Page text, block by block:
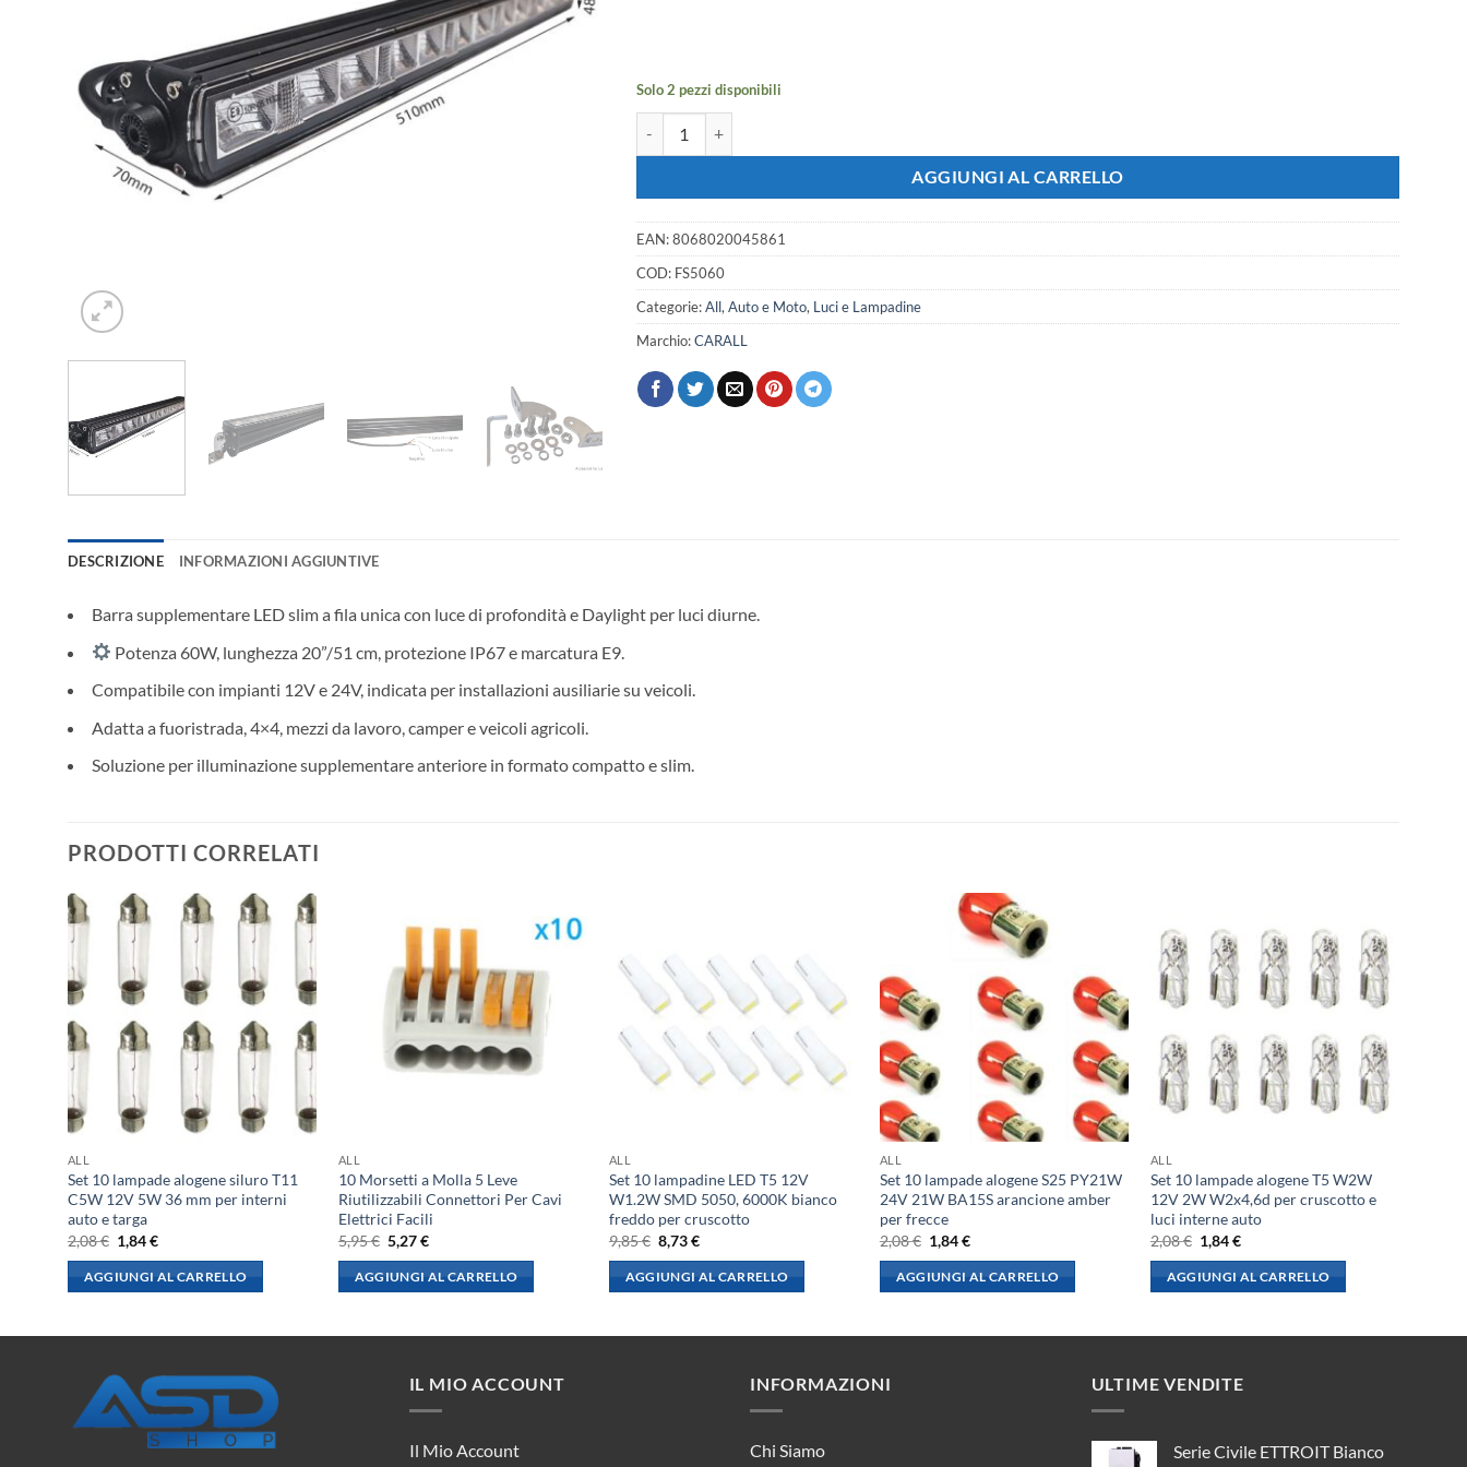
prezzo
66,64 €.
Solo 2 pezzi disponibili
AGGIUNGI AL CARRELLO
EAN:8068020045861
COD: FS5060
Categorie:All, Auto e Moto, Luci e Lampadine
Marchio:CARALL
DESCRIZIONE INFORMAZIONI AGGIUNTIVE
Barra supplementare LED slim a fila unica con luce di profondità e Daylight per luci diurne.
Potenza 60W, lunghezza 20”/51 cm, protezione IP67 e marcatura E9.
Compatibile con impianti 12V e 24V, indicata per installazioni ausiliarie su veicoli.
Adatta a fuoristrada, 4×4, mezzi da lavoro, camper e veicoli agricoli.
Soluzione per illuminazione supplementare anteriore in formato compatto e slim.
PRODOTTI CORRELATI
ALL
Set 10 lampade alogene siluro T11
C5W 12V 5W 36 mm per interni
auto e targa
2,08€ Il
prezzo
originale
era:
1,84€Il
attuale
è:
AGGIUNGI AL CARRELLO
ALL
10 Morsetti a Molla 5 Leve
Riutilizzabili Connettori Per Cavi
Elettrici Facili
5,95€ Il
prezzo
originale
era:
5,27€Il
attuale
è:
AGGIUNGI AL CARRELLO
ALL
Set 10 lampadine LED T5 12V
W1.2W SMD 5050, 6000K bianco
freddo per cruscotto
9,85€ Il
prezzo
originale
era:
8,73€Il
attuale
è:
AGGIUNGI AL CARRELLO
ALL
Set 10 lampade alogene S25 PY21W
24V 21W BA15S arancione amber
per frecce
2,08€ Il
prezzo
originale
era:
1,84€Il
attuale
è:
AGGIUNGI AL CARRELLO
ALL
Set 10 lampade alogene T5 W2W
12V 2W W2x4,6d per cruscotto e
luci interne auto
2,08€ Il
prezzo
originale
era:
1,84€Il
attuale
è:
AGGIUNGI AL CARRELLO
IL MIO ACCOUNT
Il Mio Account
INFORMAZIONI
Chi Siamo
ULTIME VENDITE
Serie Civile ETTROIT Bianco